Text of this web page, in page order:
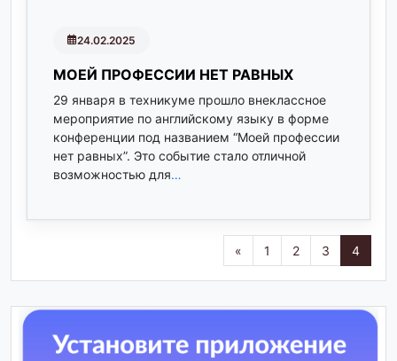
24.02.2025
МОЕЙ ПРОФЕССИИ НЕТ РАВНЫХ
29 января в техникуме прошло внеклассное
мероприятие по английскому языку в форме
конференции под названием “Моей профессии
нет равных”. Это событие стало отличной
возможностью для…
« 1 2 3 4